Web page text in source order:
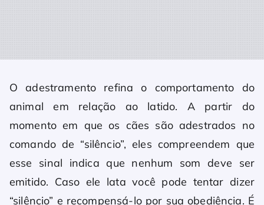
O adestramento refina o comportamento do
animal em relação ao latido. A partir do
momento em que os cães são adestrados no
comando de “silêncio”, eles compreendem que
esse sinal indica que nenhum som deve ser
emitido. Caso ele lata você pode tentar dizer
“silêncio” e recompensá-lo por sua obediência. É